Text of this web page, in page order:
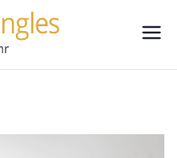
Single